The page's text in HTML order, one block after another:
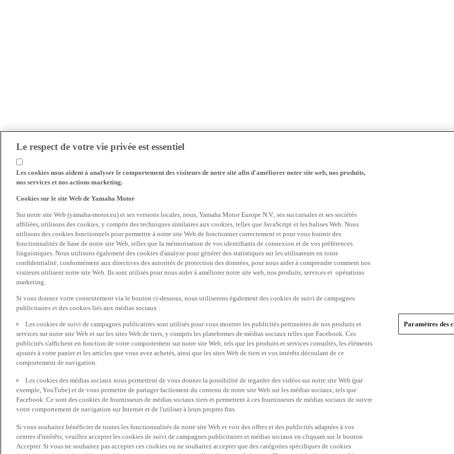
Le respect de votre vie privée est essentiel
Les cookies nous aident à analyser le comportement des visiteurs de notre site afin d'améliorer notre site web, nos produits,
nos services et nos actions marketing.
Cookies sur le site Web de Yamaha Motor
Sur notre site Web (yamaha-motor.eu) et ses versions locales, nous, Yamaha Motor Europe N.V., ses succursales et ses sociétés
affiliées, utilisons des cookies, y compris des techniques similaires aux cookies, telles que JavaScript et les balises Web. Nous
utilisons des cookies fonctionnels pour permettre à notre site Web de fonctionner correctement et pour vous fournir des
fonctionnalités de base de notre site Web, telles que la mémorisation de vos identifiants de connexion et de vos préférences
linguistiques. Nous utilisons également des cookies d'analyse pour générer des statistiques sur les utilisateurs en toute
confidentialité, conformément aux directives des autorités de protection des données, pour nous aider à comprendre comment nos
visiteurs utilisent notre site Web. Ils sont utilisés pour nous aider à améliorer notre site web, nos produits, services et opérations
marketing.
Si vous donnez votre consentement via le bouton ci-dessous, nous utiliserons également des cookies de suivi de campagnes
publicitaires et des cookies liés aux médias sociaux :
Les cookies de suivi de campagnes publicatires sont utilisés pour vous montrer les publicités pertinentes de nos produits et
services sur notre site Web et sur les sites Web de tiers, y compris les plateformes de médias sociaux telles que Facebook. Ces
publicités s'affichent en fonction de votre comportement sur notre site Web, tels que les produits et services consultés, les éléments
ajoutés à votre panier et les articles que vous avez achetés, ainsi que les sites Web de tiers et vos intérêts découlant de ce
comportement de navigation.
Les cookies des médias sociaux nous permettent de vous donner la possibilité de regarder des vidéos sur notre site Web (par
exemple, YouTube) et de vous permettre de partager facilement du contenu de notre site Web sur les médias sociaux, tels que
Facebook. Ce sont des cookies de fournisseurs de médias sociaux tiers et permettent à ces fournisseurs de médias sociaux de suivre
votre comportement de navigation sur Internet et de l'utiliser à leurs propres fins.
Si vous souhaitez bénéficier de toutes les fonctionnalités de notre site Web et voir des offres et des publicités adaptées à vos
centres d'intérêts, veuillez accepter les cookies de suivi de campagnes publicitaires et médias sociaux en cliquant sur le bouton
Accepter. Si vous ne souhaitez pas accepter ces cookies ou ne souhaitez accepter que des catégories spécifiques de cookies
Paramètres des